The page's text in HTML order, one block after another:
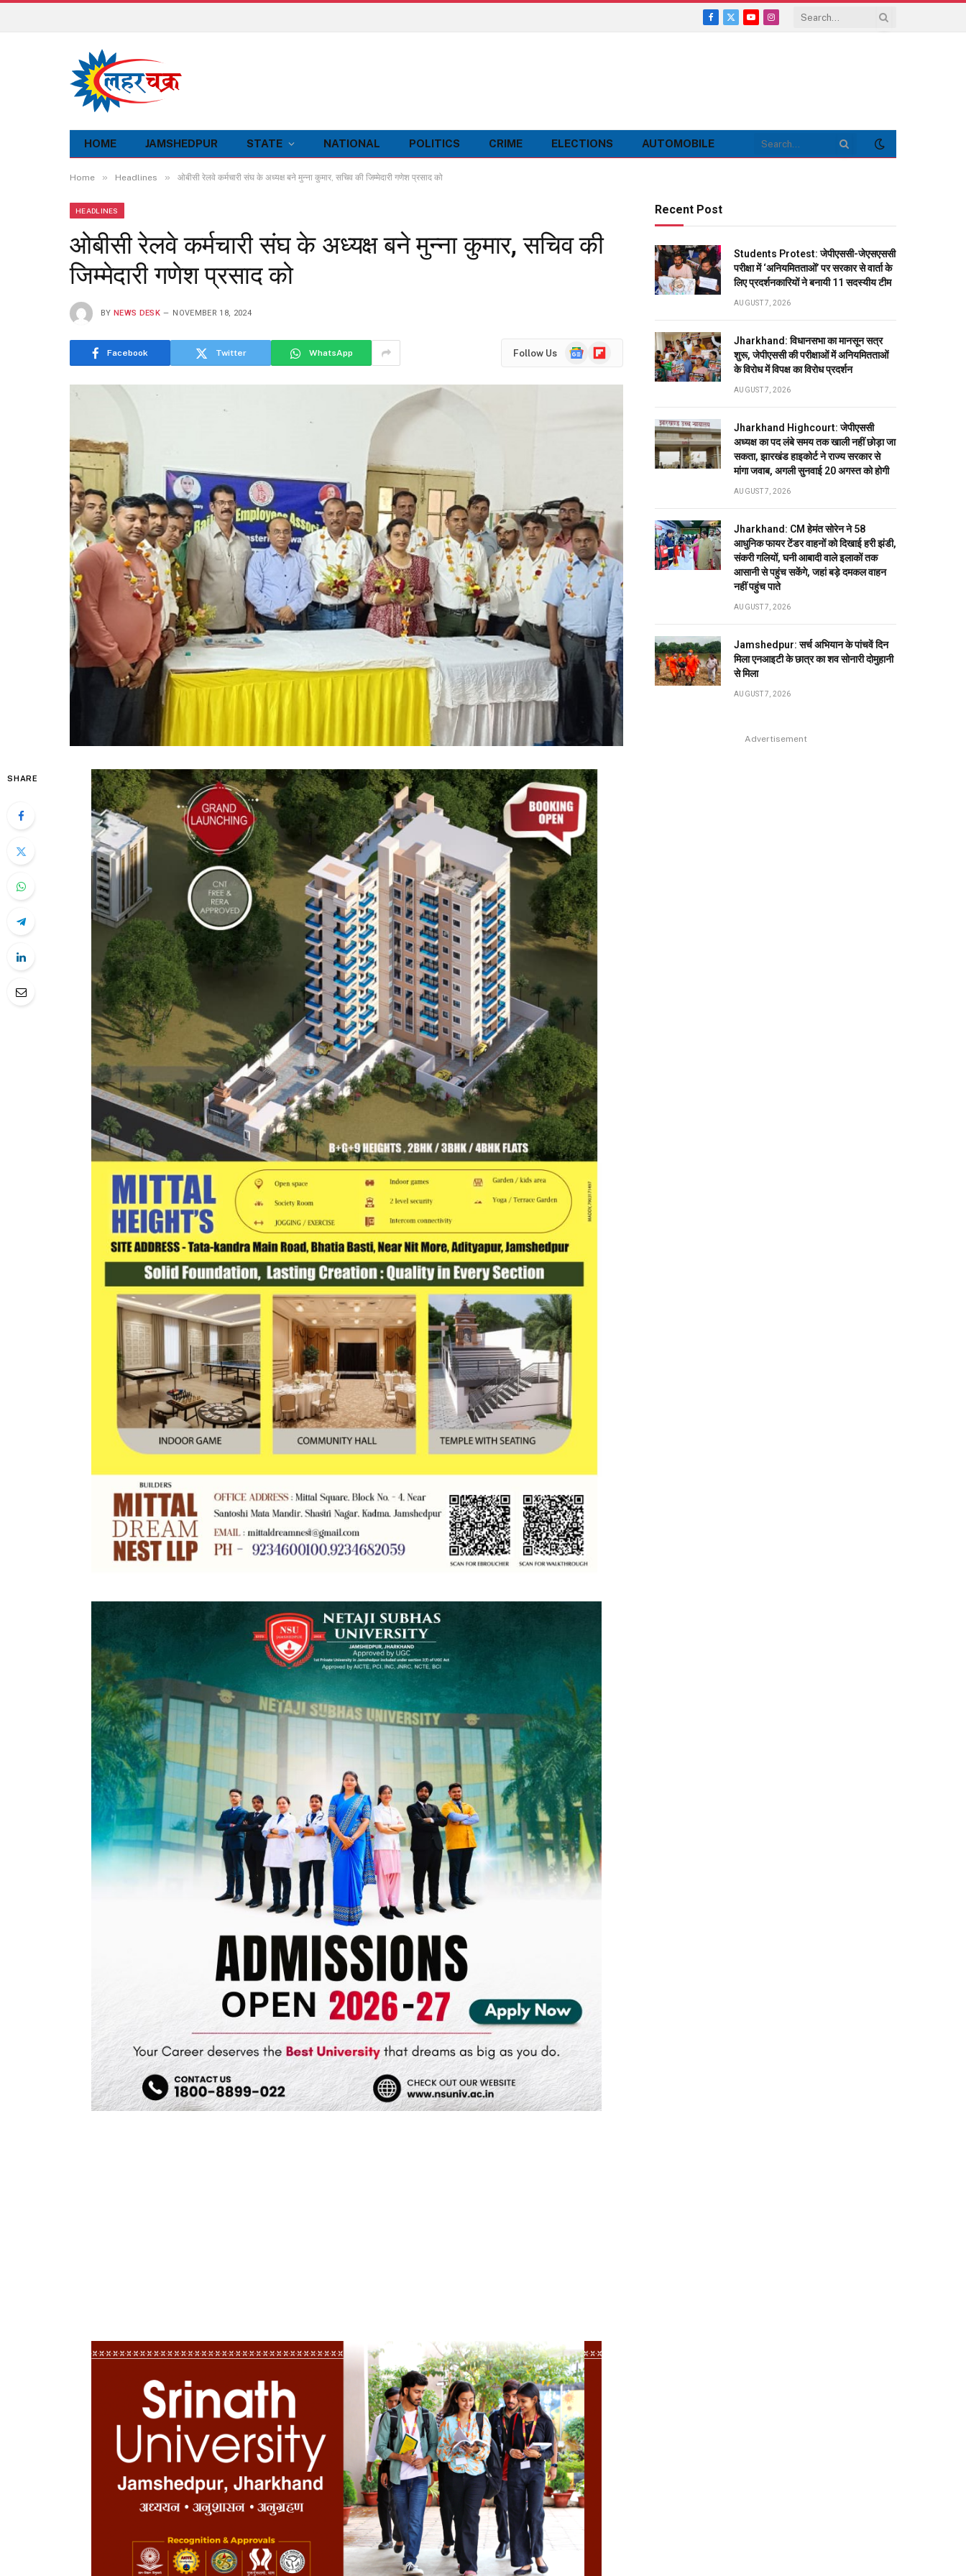
Facebook
X
YouTubeInstagram
HOME JAMSHEDPUR STATE NATIONAL POLITICS CRIME ELECTIONS AUTOMOBILE
Home » Headlines » ओबीसी रेलवे कर्मचारी संघ के अध्यक्ष बने मुन्ना कुमार, सचिव की जिम्मेदारी गणेश प्रसाद को
HEADLINES
ओबीसी रेलवे कर्मचारी संघ के अध्यक्ष बने मुन्ना कुमार, सचिव की
जिम्मेदारी गणेश प्रसाद को
BY NEWS DESK NOVEMBER 18, 2024
Facebook Twitter WhatsApp Follow Us
GoogleFlipboard
SHARE
Recent Post
Students Protest: जेपीएससी-जेएसएससी
परीक्षा में ‘अनियमितताओं’ पर सरकार से वार्ता के
लिए प्रदर्शनकारियों ने बनायी 11 सदस्यीय टीम
AUGUST 7, 2026
Jharkhand: विधानसभा का मानसून सत्र
शुरू, जेपीएससी की परीक्षाओं में अनियमितताओं
के विरोध में विपक्ष का विरोध प्रदर्शन
AUGUST 7, 2026
Jharkhand Highcourt: जेपीएससी
अध्यक्ष का पद लंबे समय तक खाली नहीं छोड़ा जा
सकता, झारखंड हाइकोर्ट ने राज्य सरकार से
मांगा जवाब, अगली सुनवाई 20 अगस्त को होगी
AUGUST 7, 2026
Jharkhand: CM हेमंत सोरेन ने 58
आधुनिक फायर टेंडर वाहनों को दिखाई हरी झंडी,
संकरी गलियों, घनी आबादी वाले इलाकों तक
आसानी से पहुंच सकेंगे, जहां बड़े दमकल वाहन
नहीं पहुंच पाते
AUGUST 7, 2026
Jamshedpur: सर्च अभियान के पांचवें दिन
मिला एनआइटी के छात्र का शव सोनारी दोमुहानी
से मिला
AUGUST 7, 2026
Advertisement